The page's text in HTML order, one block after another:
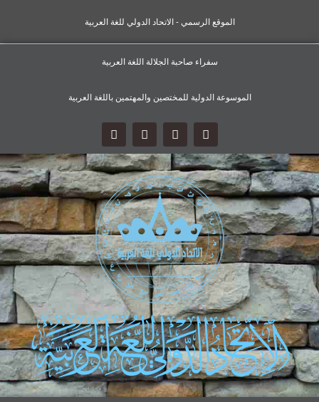
الموقع الرسمي - الاتحاد الدولي للغة العربية
سفراء صاحبة الجلالة اللغة العربية
الموسوعة الدولية للمختصين والمهتمين باللغة العربية